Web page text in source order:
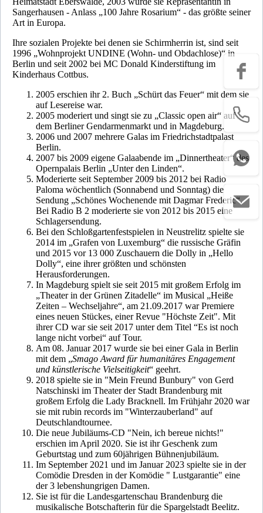
Sangerhausen - Anlass „100 Jahre Rosarium“ - das größte seiner
Art in Europa.
Ihre sozialen Projekte bei denen sie Schirmherrin ist, sind seit
1996 „Wohnprojekt UNDINE (Wohn- und Obdachlose)“ in
Berlin und seit 2002 bei MC Donald Kinderstiftung im
Kinderhaus Cottbus.
2005 erschien ihr 2. Buch „Schürt das Feuer“ mit dem sie
auf Lesereise war.
2005 moderiert und singt sie zu „Classic open air“ auf
dem Berliner Gendarmenmarkt und in Magdeburg.
2006 und 2007 mehrere Galas im Friedrichstadtpalast
Berlin.
2007 bis 2009 eigene Galaabende im „Dinnertheater“ des
Opernpalais Berlin „Unter den Linden“.
Moderierte seit September 2009 bis 2012 bei Radio
Paloma wöchentlich (Sonnabend und Sonntag) die
Sendung „Schönes Wochenende mit Dagmar Frederic“.
Bei Radio B 2 moderierte sie von 2012 bis 2015 eine
Schlagersendung.
Bei den Schloßgartenfestspielen in Neustrelitz spielte sie
2014 im „Grafen von Luxemburg“ die russische Gräfin
und 2015 vor 13 000 Zuschauern die Dolly in „Hello
Dolly“, eine ihrer größten und schönsten
Herausforderungen.
In Magdeburg spielt sie seit 2015 mit großem Erfolg im
„Theater in der Grünen Zitadelle“ im Musical „Heiße
Zeiten – Wechseljahre“, am 21.09.2017 war Premiere
eines neuen Stückes, einer Revue "Höchste Zeit". Mit
ihrer CD war sie seit 2017 unter dem Titel “Es ist noch
lange nicht vorbei“ auf Tour.
Am 08. Januar 2017 wurde sie bei einer Gala in Berlin
mit dem „Smago Award für humanitäres Engagement
und künstlerische Vielseitigkeit“ geehrt.
2018 spielte sie in "Mein Freund Bunbury" von Gerd
Natschinski im Theater der Stadt Brandenburg mit
großem Erfolg die Lady Bracknell. Im Frühjahr 2020 war
sie mit rubin records im "Winterzauberland" auf
Deutschlandtournee.
Die neue Jubiläums-CD "Nein, ich bereue nichts!"
erschien im April 2020. Sie ist ihr Geschenk zum
Geburtstag und zum 60jährigen Bühnenjubiläum.
Im September 2021 und im Januar 2023 spielte sie in der
Comödie Dresden in der Komödie " Lustgarantie" eine
der 3 lebenshungrigen Damen.
Sie ist für die Landesgartenschau Brandenburg die
musikalische Botschafterin für die Spargelstadt Beelitz.